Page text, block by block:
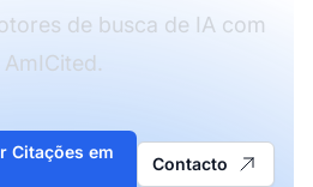
de busca de IA com
AmICited.
Citações em
Contacto